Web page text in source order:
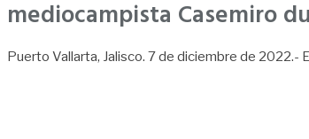
mediocampista Casemiro
Puerto Vallarta, Jalisco. 7 de diciembre de 2022.-